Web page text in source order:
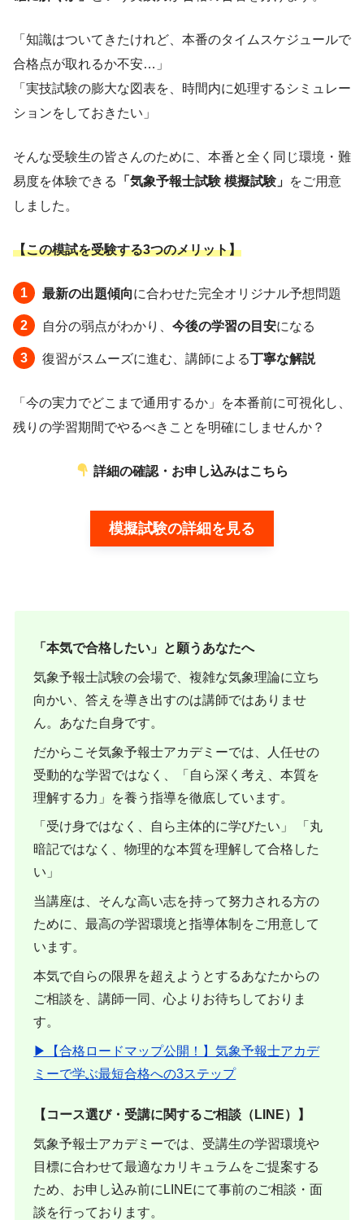
「知識はついてきたけれど、本番のタイムスケジュールで
合格点が取れるか不安…」
「実技試験の膨大な図表を、時間内に処理するシミュレー
ションをしておきたい」
そんな受験生の皆さんのために、本番と全く同じ環境・難
易度を体験できる
「気象予報士試験 模擬試験」 をご用意
しました。
【この模試を受験する3つのメリット】
最新の出題傾向に合わせた完全オリジナル予想問題
自分の弱点がわかり、 今後の学習の目安になる
復習がスムーズに進む、講師による丁寧な解説
「今の実力でどこまで通用するか」を本番前に可視化し、
残りの学習期間でやるべきことを明確にしませんか？
詳細の確認・お申し込みはこちら
模擬試験の詳細を見る
「本気で合格したい」と願うあなたへ
気象予報士試験の会場で、複雑な気象理論に立ち
向かい、答えを導き出すのは講師ではありませ
ん。あなた自身です。
だからこそ気象予報士アカデミーでは、人任せの
受動的な学習ではなく、「自ら深く考え、本質を
理解する力」を養う指導を徹底しています。
「受け身ではなく、自ら主体的に学びたい」 「丸
暗記ではなく、物理的な本質を理解して合格した
い」
当講座は、そんな高い志を持って努力される方の
ために、最高の学習環境と指導体制をご用意して
います。
本気で自らの限界を超えようとするあなたからの
ご相談を、講師一同、心よりお待ちしておりま
す。
▶︎【合格ロードマップ公開！】気象予報士アカデ
ミーで学ぶ最短合格への3ステップ
【コース選び・受講に関するご相談（LINE）】
気象予報士アカデミーでは、受講生の学習環境や
目標に合わせて最適なカリキュラムをご提案する
ため、お申し込み前にLINEにて事前のご相談・面
談を行っております。